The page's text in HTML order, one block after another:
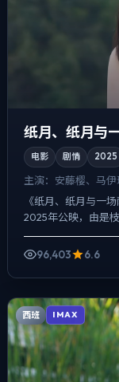
纸月、纸月与
电影 剧情 2025
主演： 安藤樱、马
《纸月、纸月与一
2025年公映，由是
96,403
6.6
西班 IMAX